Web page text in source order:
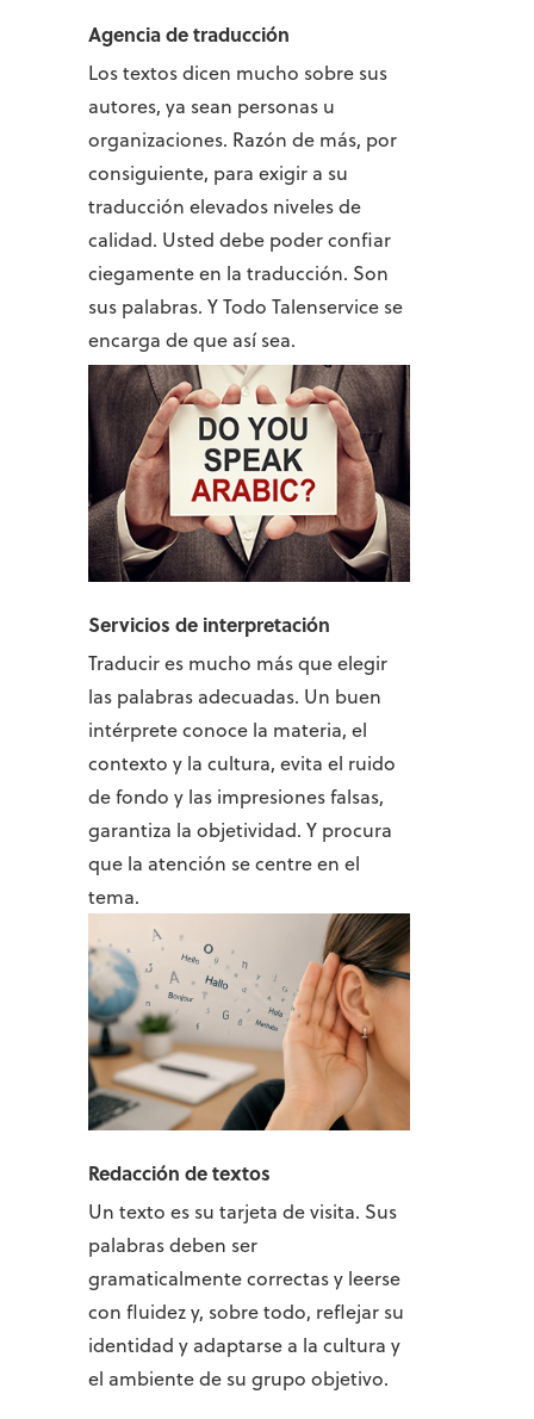
Agencia de traducción
Los textos dicen mucho sobre sus
autores, ya sean personas u
organizaciones. Razón de más, por
consiguiente, para exigir a su
traducción elevados niveles de
calidad. Usted debe poder confiar
ciegamente en la traducción. Son
sus palabras. Y Todo Talenservice se
encarga de que así sea.
Servicios de interpretación
Traducir es mucho más que elegir
las palabras adecuadas. Un buen
intérprete conoce la materia, el
contexto y la cultura, evita el ruido
de fondo y las impresiones falsas,
garantiza la objetividad. Y procura
que la atención se centre en el
tema.
Redacción de textos
Un texto es su tarjeta de visita. Sus
palabras deben ser
gramaticalmente correctas y leerse
con fluidez y, sobre todo, reflejar su
identidad y adaptarse a la cultura y
el ambiente de su grupo objetivo.